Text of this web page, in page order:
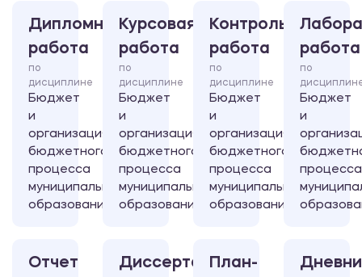
Дипломная
работа
по
дисциплине
Бюджет
и
организация
бюджетного
процесса
муниципального
образования
Курсовая
работа
по
дисциплине
Бюджет
и
организация
бюджетного
процесса
муниципального
образования
Контрольная
работа
по
дисциплине
Бюджет
и
организация
бюджетного
процесса
муниципального
образования
работа
по
Бюджет
и
процесса
Отчет
ДиссертацияПлан-